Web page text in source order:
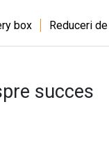
box Reduceri
succes